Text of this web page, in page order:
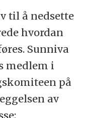
til å nedsette
hvordan
Sunniva
medlem i
på
av